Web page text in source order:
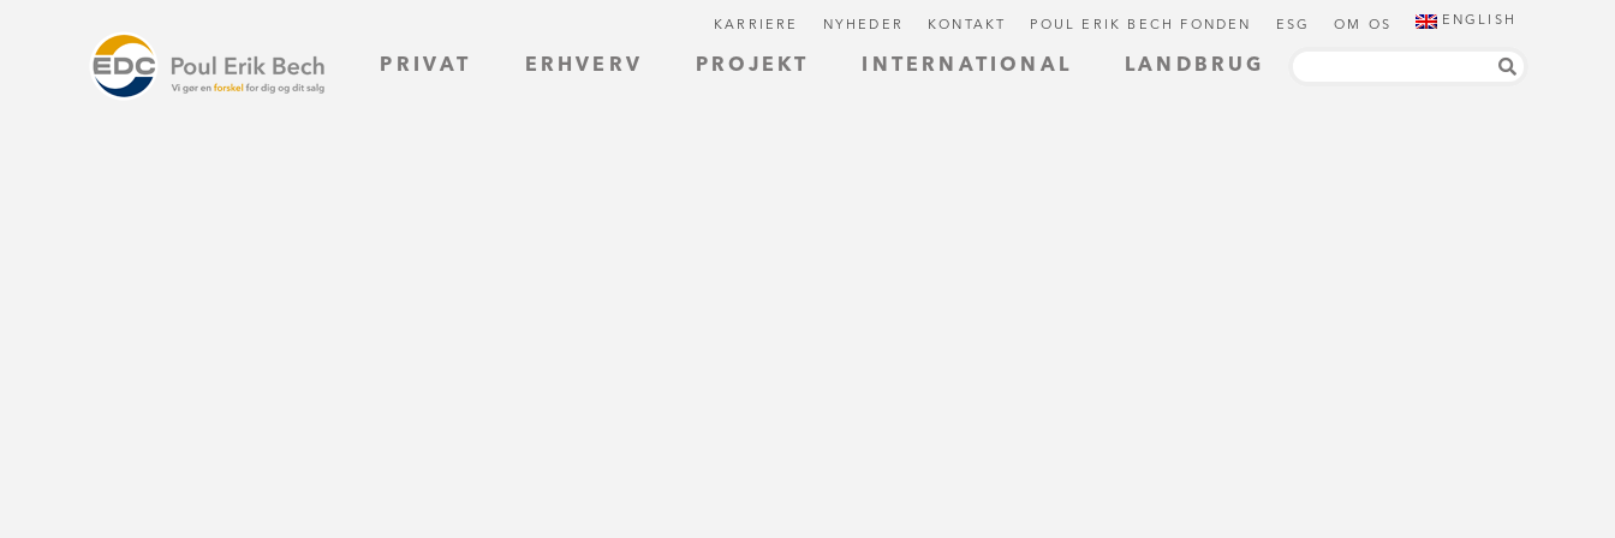
PRIVAT ERHVERV PROJEKT INTERNATIONAL LANDBRUG
KARRIERE NYHEDER KONTAKT POUL ERIK BECH FONDEN ESG OM OS ENGLISH